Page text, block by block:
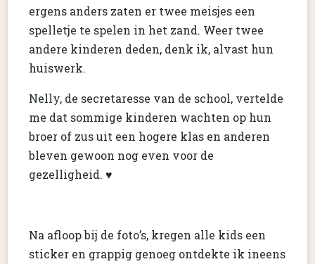
ergens anders zaten er twee meisjes een
spelletje te spelen in het zand. Weer twee
andere kinderen deden, denk ik, alvast hun
huiswerk.
Nelly, de secretaresse van de school, vertelde
me dat sommige kinderen wachten op hun
broer of zus uit een hogere klas en anderen
bleven gewoon nog even voor de
gezelligheid. ♥️
Na afloop bij de foto’s, kregen alle kids een
sticker en grappig genoeg ontdekte ik ineens